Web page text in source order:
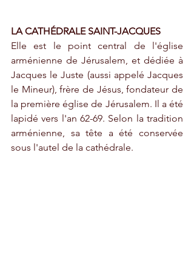
LA CATHÉDRALE SAINT-JACQUES
Elle est le point central de l'église
arménienne de Jérusalem, et dédiée à
Jacques le Juste (aussi appelé Jacques
le Mineur), frère de Jésus, fondateur de
la première église de Jérusalem. Il a été
lapidé vers l'an 62-69. Selon la tradition
arménienne, sa tête a été conservée
sous l'autel de la cathédrale.